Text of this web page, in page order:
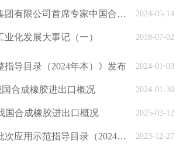
2024-05-14
中国石油化工集团有限公司首席专家中国合成橡胶工业协会副会长庄毅当选国际合成橡胶生产者协会国际主席
2018-07-02
化发展大事记（一）
2024-01-03
指导目录（2024年本）》发布
2024-01-30
国合成橡胶进出口概况
2025-02-12
国合成橡胶进出口概况
2023-12-27
重点新材料首批次应用示范指导目录（2024年版）发布